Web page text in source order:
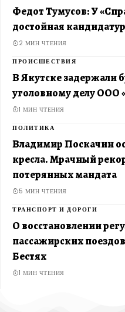
Федот Тумусов: У
достойная
2 МИН ЧТЕНИЯ
ПРОИСШЕСТВИЯ
В Якутске задержали
уголовному делу ООО
1 МИН ЧТЕНИЯ
ПОЛИТИКА
Владимир Поскачин
кресла. Мрачный
потерянных мандата
5 МИН ЧТЕНИЯ
ТРАНСПОРТ И ДОРОГИ
О восстановлении
пассажирских
Бестях
1 МИН ЧТЕНИЯ